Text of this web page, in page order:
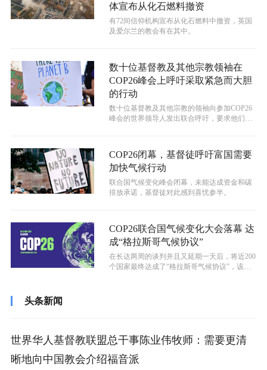
体宣布从化石燃料撤资
有72间信仰机构宣布从化石燃料中撤资，英国
及爱尔兰的教会有在其中。
数十位基督教及其他宗教领袖在
COP26峰会上呼吁采取紧急而大胆
的行动
数十位基督教及其他宗教的领袖向参加COP26
峰会的世界领导人发出联合呼吁，要求他们就
COP26闭幕，基督徒呼吁富国需要
加快气候行动
联合国气候变化峰会闭幕，未能达成资金和碳
排放承诺，基督徒对此感到喜忧参半。
COP26联合国气候变化大会落幕 达
成“格拉斯哥气候协议”
在长达两周的谈判并且又延期一天后，将近200
个国家最终达成了“格拉斯哥气候协议”，该协
头条新闻
世界华人基督教联盟总干事陈业伟牧师：需要更清
晰地向中国教会介绍福音派